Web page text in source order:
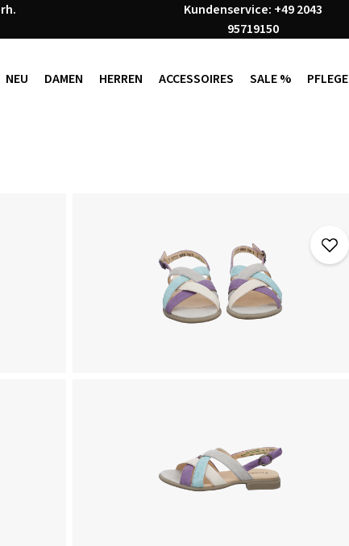
Kundenservice: +49 2043
95719150
NEU DAMEN HERREN ACCESSOIRES SALE % PFLEGE